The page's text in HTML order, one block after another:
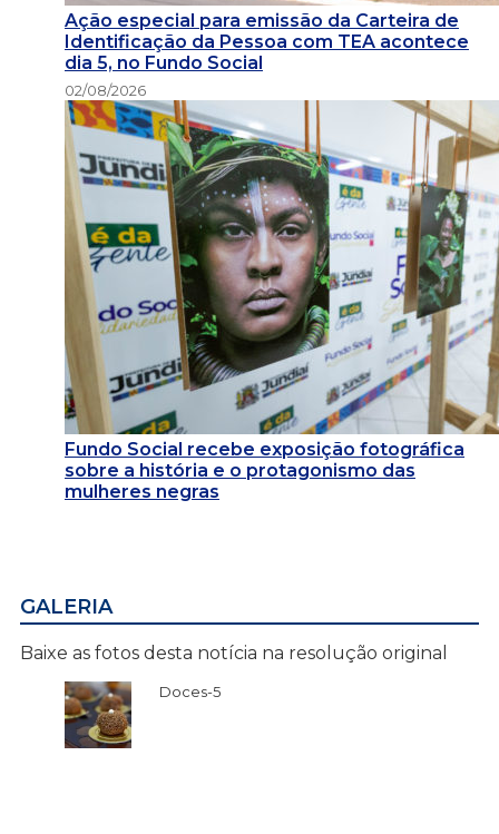
Ação especial para emissão da Carteira de
Identificação da Pessoa com TEA acontece
dia 5, no Fundo Social
02/08/2026
Fundo Social recebe exposição fotográfica
sobre a história e o protagonismo das
mulheres negras
GALERIA
Baixe as fotos desta notícia na resolução original
Doces-5